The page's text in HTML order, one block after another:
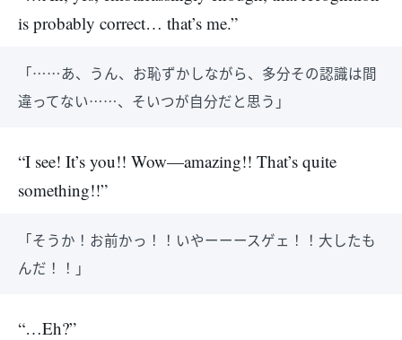
is probably correct… that’s me.”
「……あ、うん、お恥ずかしながら、多分その認識は間
違ってない……、そいつが自分だと思う」
“I see! It’s you!! Wow—amazing!! That’s quite
something!!”
「そうか！お前かっ！！いやーーースゲェ！！大したも
んだ！！」
“…Eh?”